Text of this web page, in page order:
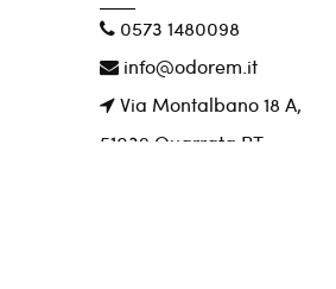
0573 1480098
info@odorem.it
Via Montalbano 18 A,
51039 Quarrata PT